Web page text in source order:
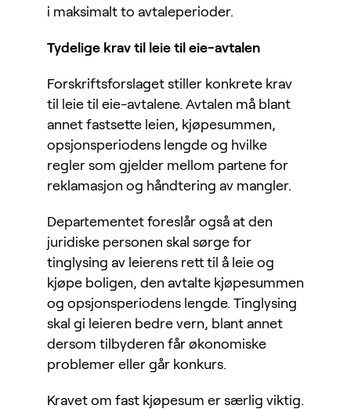
i maksimalt to avtaleperioder.
Tydelige krav til leie til eie-avtalen
Forskriftsforslaget stiller konkrete krav
til leie til eie-avtalene. Avtalen må blant
annet fastsette leien, kjøpesummen,
opsjonsperiodens lengde og hvilke
regler som gjelder mellom partene for
reklamasjon og håndtering av mangler.
Departementet foreslår også at den
juridiske personen skal sørge for
tinglysing av leierens rett til å leie og
kjøpe boligen, den avtalte kjøpesummen
og opsjonsperiodens lengde. Tinglysing
skal gi leieren bedre vern, blant annet
dersom tilbyderen får økonomiske
problemer eller går konkurs.
Kravet om fast kjøpesum er særlig viktig.